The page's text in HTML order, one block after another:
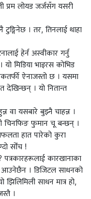
प्रम लोयड जर्जसँग यसरी
। तर, तिनलाई थाहा
हेर्न अस्वीकार गर्नु
मिडिया भाइरस कोभिड
ऐनाजस्तो छ । यसमा
देखिन्छन् । यो नितान्त
वा यसबारे बुझ्नै चाहन्न ।
चिनफिङ फुमान चू बन्छन् ।
हात पारेको कुरा
सोँच !
कारखानाका
आउनेछैन । डिजिटल साधनको
साधन मात्र हो,
।